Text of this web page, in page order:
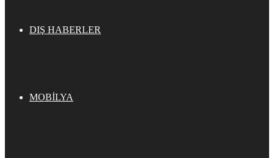
DIŞ HABERLER
MOBİLYA